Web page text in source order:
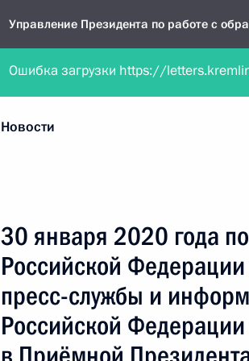
Управление Президента по работе с
Обратиться в форме электронного
Все новости
Все руководители, регионы, города и темы
Новости
30 января 2020 года
Российской
пресс-службы и
Российской
Ошибка загрузки https://